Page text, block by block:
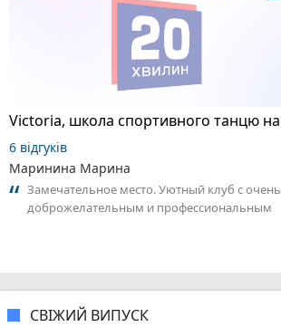
6 відгуків
Маринина Марина
Замечательное место. Уютный клуб с очень
доброжелательным и профессиональным
СВІЖИЙ ВИПУСК